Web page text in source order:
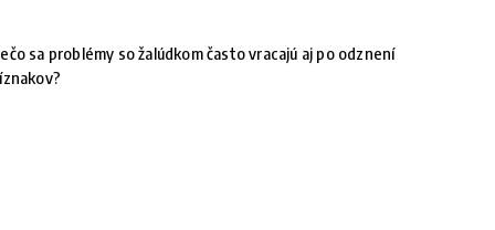
sa problémy so žalúdkom často vracajú aj po odznení